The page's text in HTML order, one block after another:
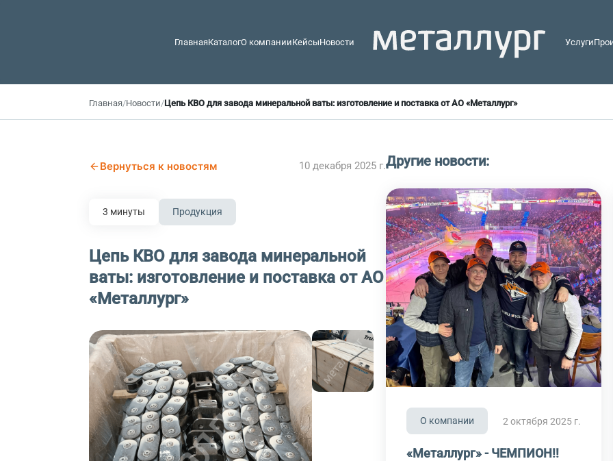
ГлавнаяКаталогО компанииКейсыНовости Услуги
Главная/Новости/Цепь КВО для завода минеральной ваты: изготовление и поставка от АО «Металлург»
Вернуться к новостям 10 декабря 2025 г.
3 минуты Продукция
Цепь КВО для завода минеральной
ваты: изготовление и поставка от АО
«Металлург»
Другие новости:
О компании 2 октября 2025 г.
«Металлург» - ЧЕМПИОН!!